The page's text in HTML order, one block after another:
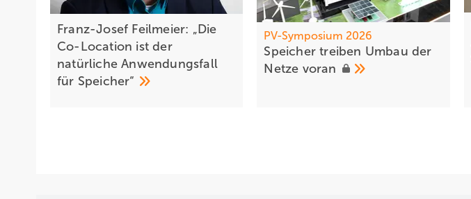
Franz-Josef Feilmeier: „Die
Co-Location ist der
natürliche Anwendungsfall
für Speicher“
PV-Symposium 2026
Sp eicher treiben Umbau der
Netze voran